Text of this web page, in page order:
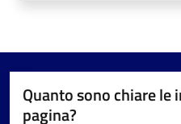
Quanto sono chiare
pagina?